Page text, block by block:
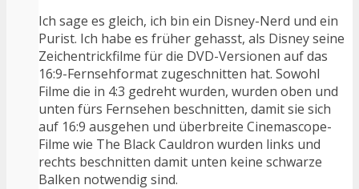
Ich sage es gleich, ich bin ein Disney-Nerd und ein
Purist. Ich habe es früher gehasst, als Disney seine
Zeichentrickfilme für die DVD-Versionen auf das
16:9-Fernsehformat zugeschnitten hat. Sowohl
Filme die in 4:3 gedreht wurden, wurden oben und
unten fürs Fernsehen beschnitten, damit sie sich
auf 16:9 ausgehen und überbreite Cinemascope-
Filme wie The Black Cauldron wurden links und
rechts beschnitten damit unten keine schwarze
Balken notwendig sind.